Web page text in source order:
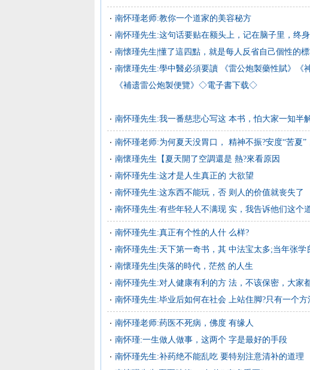
南怀瑾老师:教你一个道家的美容秘方
南怀瑾先生:这句话要贴在额头上，记在脑子里，终
南懐瑾先生|懂了這四點，就是每人反省自己個性的
南懷瑾先生:學中醫必須要讀 《雷公炮製藥性賦》《
《補遗雷公炮製便覽》◇電子書下载◇
南怀瑾先生:我一番慈悲心写这 本书，怕大家一知半
南怀瑾老师:为何夏天没胃口， 精神不振?安度“苦夏
南懷瑾先生【夏天開了空調還是 熱?來看原因
南怀瑾先生:这才是人生真正的 大欲望
南怀瑾先生:这东西不能玩，否 则人的价值就丧失了
南怀瑾先生:有些年轻人不满现 实，我告诉他们这个
南怀瑾先生:真正有个性的人什 么样?
南怀瑾先生:天下第一奇书，其 中法宝太多;当年张
南懷瑾先生|失落的時代，茫然 的人生
南怀瑾先生:对人健康有利的方 法，不该保密，大家
南怀瑾先生:毕业后如何在社会 上站住脚?只有一个方
南怀瑾老师:药医不死病，佛度 有缘人
南怀瑾:一生做人做事，这两个 字是最好的手段
南怀瑾先生:补药绝不能乱吃 要特别注意清补的道理